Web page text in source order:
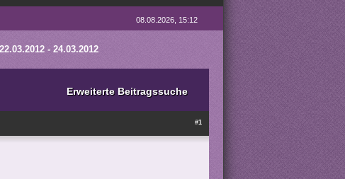
08.08.2026, 15:12
- 24.03.2012
Erweiterte Beitragssuche
#1